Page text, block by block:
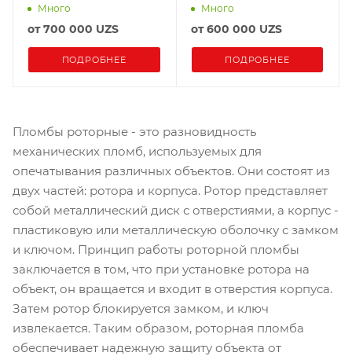
Много
от700 000 UZS
ПОДРОБНЕЕ
Много
от600 000 UZS
ПОДРОБНЕЕ
Пломбы роторные - это разновидность
механических пломб, используемых для
опечатывания различных объектов. Они состоят из
двух частей: ротора и корпуса. Ротор представляет
собой металлический диск с отверстиями, а корпус -
пластиковую или металлическую оболочку с замком
и ключом. Принцип работы роторной пломбы
заключается в том, что при установке ротора на
объект, он вращается и входит в отверстия корпуса.
Затем ротор блокируется замком, и ключ
извлекается. Таким образом, роторная пломба
обеспечивает надежную защиту объекта от